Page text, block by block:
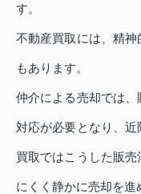
す。
不動産買取には、精
もあります。
仲介による売却では
対応が必要となり、近
買取ではこうした販
にくく静かに売却を進